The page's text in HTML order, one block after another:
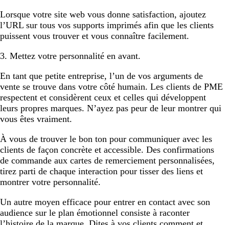
Lorsque votre site web vous donne satisfaction, ajoutez
l’URL sur tous vos supports imprimés afin que les clients
puissent vous trouver et vous connaître facilement.
3. Mettez votre personnalité en avant.
En tant que petite entreprise, l’un de vos arguments de
vente se trouve dans votre côté humain. Les clients de PME
respectent et considèrent ceux et celles qui développent
leurs propres marques. N’ayez pas peur de leur montrer qui
vous êtes vraiment.
À vous de trouver le bon ton pour communiquer avec les
clients de façon concrète et accessible. Des confirmations
de commande aux cartes de remerciement personnalisées,
tirez parti de chaque interaction pour tisser des liens et
montrer votre personnalité.
Un autre moyen efficace pour entrer en contact avec son
audience sur le plan émotionnel consiste à raconter